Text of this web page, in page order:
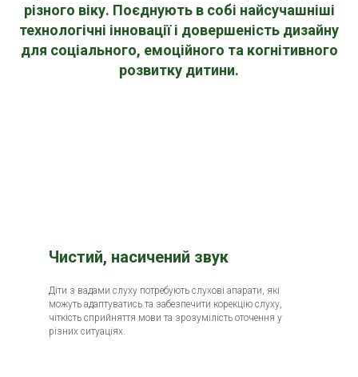
різного віку. Поєднують в собі найсучашніші
технологічні інновації і довершеність дизайну
для соціального, емоційного та когнітивного
розвитку дитини.
Чистий, насичений звук
Діти з вадами слуху потребують слухові апарати, які
можуть адаптуватись та забезпечити корекцію слуху,
чіткість сприйняття мови та зрозумілість оточення у
різних ситуаціях.